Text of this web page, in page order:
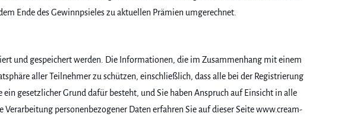
Ende des Gewinnpsieles zu aktuellen Prämien umgerechnet.
und gespeichert werden. Die Informationen, die im Zusammenhang mit einem
aller Teilnehmer zu schützen, einschließlich, dass alle bei der Registrierung
gesetzlicher Grund dafür besteht, und Sie haben Anspruch auf Einsicht in alle
personenbezogener Daten erfahren Sie auf dieser Seite www.cream-